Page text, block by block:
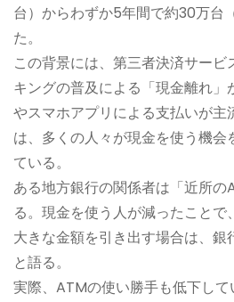
台）からわずか5年間で約30万台
た。
この背景には、第三者決済サー
キングの普及による「現金離れ」
やスマホアプリによる支払いが主
は、多くの人々が現金を使う機会
ている。
ある地方銀行の関係者は「近所
る。現金を使う人が減ったことで
大きな金額を引き出す場合は、銀
と語る。
実際、ATMの使い勝手も低下し